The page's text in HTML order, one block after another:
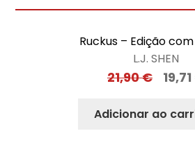
Ruckus – Edição com
L.J. SHEN
21,90€ 19,71
Adicionar ao